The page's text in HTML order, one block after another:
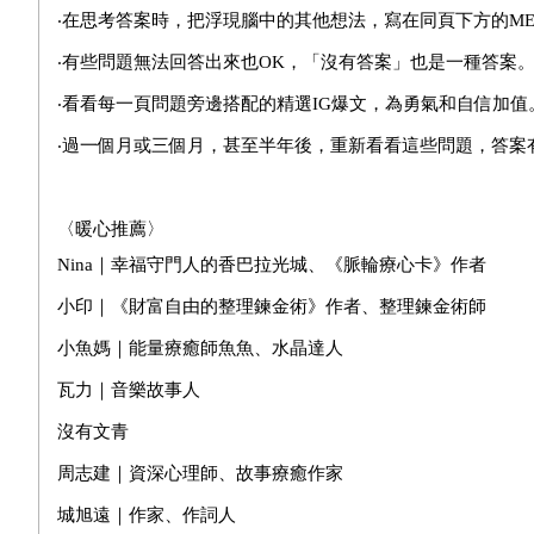
‧在思考答案時，把浮現腦中的其他想法，寫在同頁下方的
‧有些問題無法回答出來也OK，「沒有答案」也是一種答案。
‧看看每一頁問題旁邊搭配的精選IG爆文，為勇氣和自信加值
‧過一個月或三個月，甚至半年後，重新看看這些問題，答案
〈暖心推薦〉
Nina｜幸福守門人的香巴拉光城、《脈輪療心卡》作者
小印｜《財富自由的整理鍊金術》作者、整理鍊金術師
小魚媽｜能量療癒師魚魚、水晶達人
瓦力｜音樂故事人
沒有文青
周志建｜資深心理師、故事療癒作家
城旭遠｜作家、作詞人